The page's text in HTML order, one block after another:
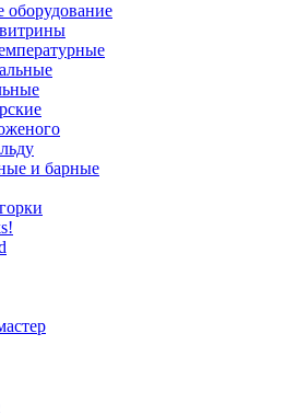
оборудование
и барные